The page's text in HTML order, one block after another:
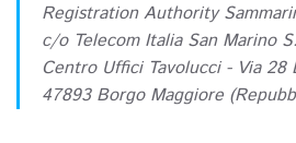
Registration Authority
c/o Telecom Italia San Marino
Centro Uffici Tavolucci - Via 28
47893 Borgo Maggiore